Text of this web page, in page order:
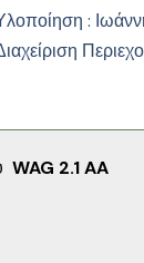
:
WAG 2.1 AA